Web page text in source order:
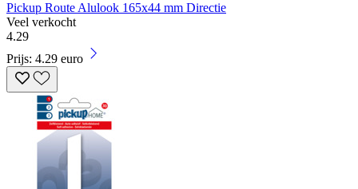
Pickup Route Alulook 165x44 mm Directie
Veel verkocht
4.29
Prijs: 4.29 euro